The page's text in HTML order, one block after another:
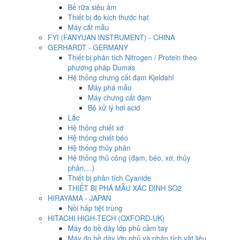
Bể rữa siêu âm
Thiết bị đo kích thước hạt
Máy cắt mẫu
FYI (FANYUAN INSTRUMENT) - CHINA
GERHARDT - GERMANY
Thiết bị phân tích Nitrogen / Protein theo
phương pháp Dumas
Hệ thống chưng cất đạm Kjeldahl
Máy phá mẫu
Máy chưng cất đạm
Bộ xử lý hơi acid
Lắc
Hệ thống chiết xơ
Hệ thống chiết béo
Hệ thống thủy phân
Hệ thống thủ công (đạm, béo, xơ, thủy
phân,...)
Thiết bị phân tích Cyanide
THIẾT BỊ PHÁ MẪU XÁC ĐỊNH SO2
HIRAYAMA - JAPAN
Nồi hấp tiệt trùng
HITACHI HIGH-TECH (OXFORD-UK)
Máy đo bề dày lớp phủ cầm tay
Máy đo bề dày lớp phủ và phân tích vật liệu